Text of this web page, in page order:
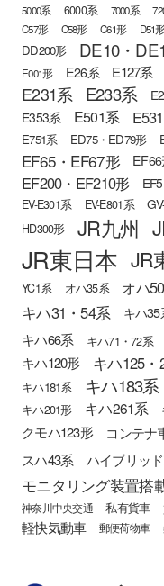
5000系 6000系 7000系
C57形
C58形 C61形 D51
DD200形 DE10・
E001形 E26系 E127系
E231系 E233系
E353系 E501系
E751系 ED75・ED79形
EF65・EF67形
EF200・EF210形
EV-E301系 EV-E801系
HD300形 JR九州
JR東日本 JR
YC1系 オハ35系 オハ
キハ31・54系 キハ35
キハ66系 キハ71・72系
キハ120形 キハ125・
キハ181系 キハ183系
キハ201形
キハ261系
クモハ123形
コンテナ
スハ43系 ハイブリッ
モニタリング装置搭
神奈川中央交通 私有貨車
軽快気動車 郵便荷物車